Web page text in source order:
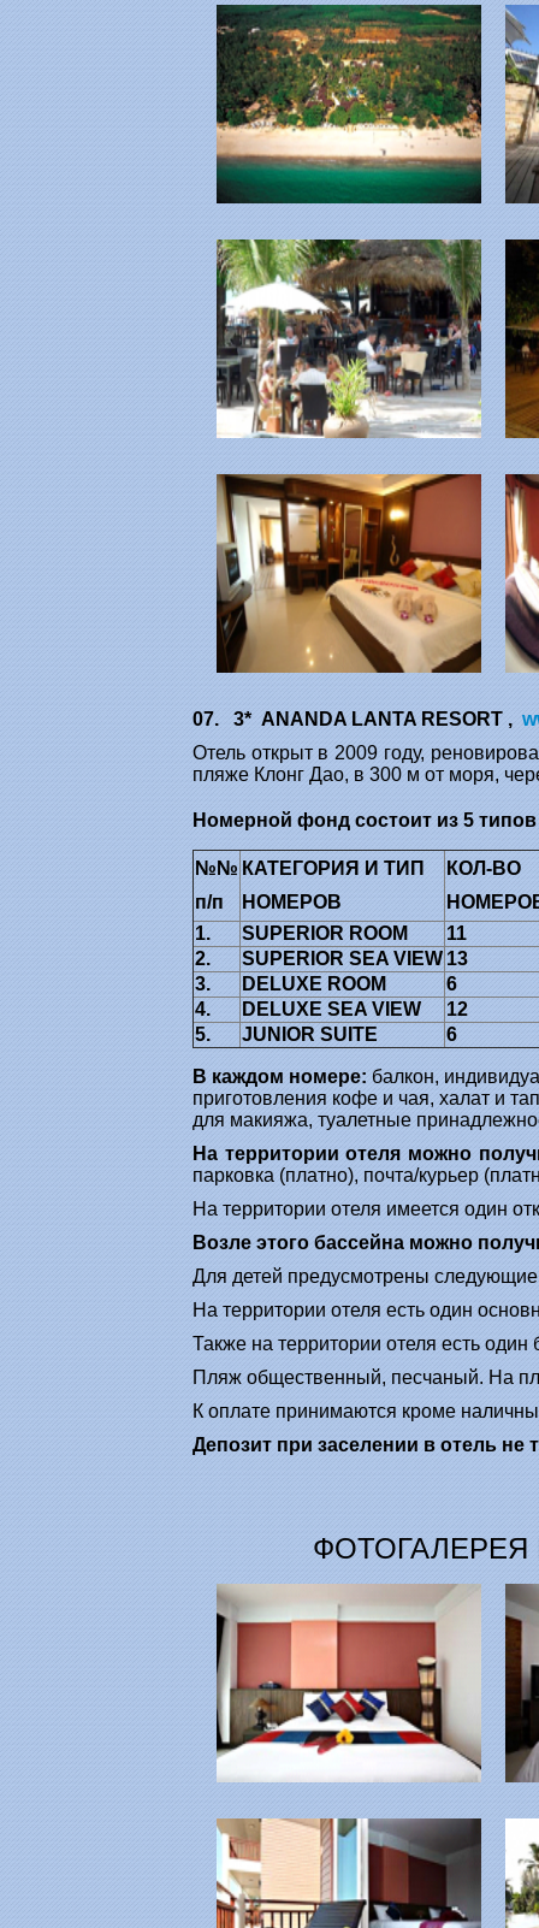
07. 3* ANANDA LANTA RESORT ,
Отель открыт в 2009 году,
пляже Клонг Дао, в 300 м от моря,
Номерной фонд состоит из 5
№№
п/п
КАТЕГОРИЯ И ТИП
НОМЕРОВ
КОЛ-ВО
1.
SUPERIOR ROOM
11
2.
SUPERIOR SEA VIEW 13
3.
DELUXE ROOM
6
4.
DELUXE SEA VIEW
12
5.
JUNIOR SUITE 6
В каждом номере: балкон,
приготовления кофе и чая, халат и
для макияжа, туалетные
На территории отеля можно
парковка (платно), почта/курьер
На территории отеля имеется один
Возле этого бассейна можно
Для детей предусмотрены следующие
На территории отеля есть один
Также на территории отеля есть один
Пляж общественный, песчаный. На
К оплате принимаются кроме
Депозит при заселении в отель не
ФОТОГАЛЕРЕЯ